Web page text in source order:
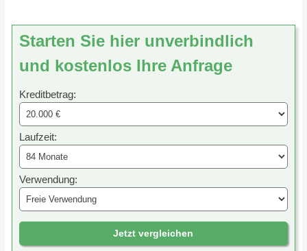
Starten Sie hier unverbindlich
und kostenlos Ihre Anfrage
Kreditbetrag:
Laufzeit:
Verwendung:
Jetzt vergleichen